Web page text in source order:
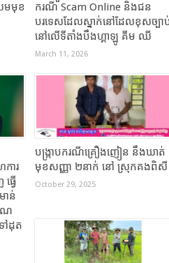
មមុខ
ករណី Scam Online និងជន
បរទេសដែលស្នាក់នៅដែលខុសច្បា
នៅលើទីតាំងបឹងហ្គាឡូ គីម ឈី
March 11, 2026
ការ
វើ
ាន់
ណ
ៅដុត
បង្ក្រាបករណីគ្រឿងញៀន នឹងឃាត់
មុខសញ្ញា ២នាក់ នៅ ស្រុកគងពិ
October 29, 2025